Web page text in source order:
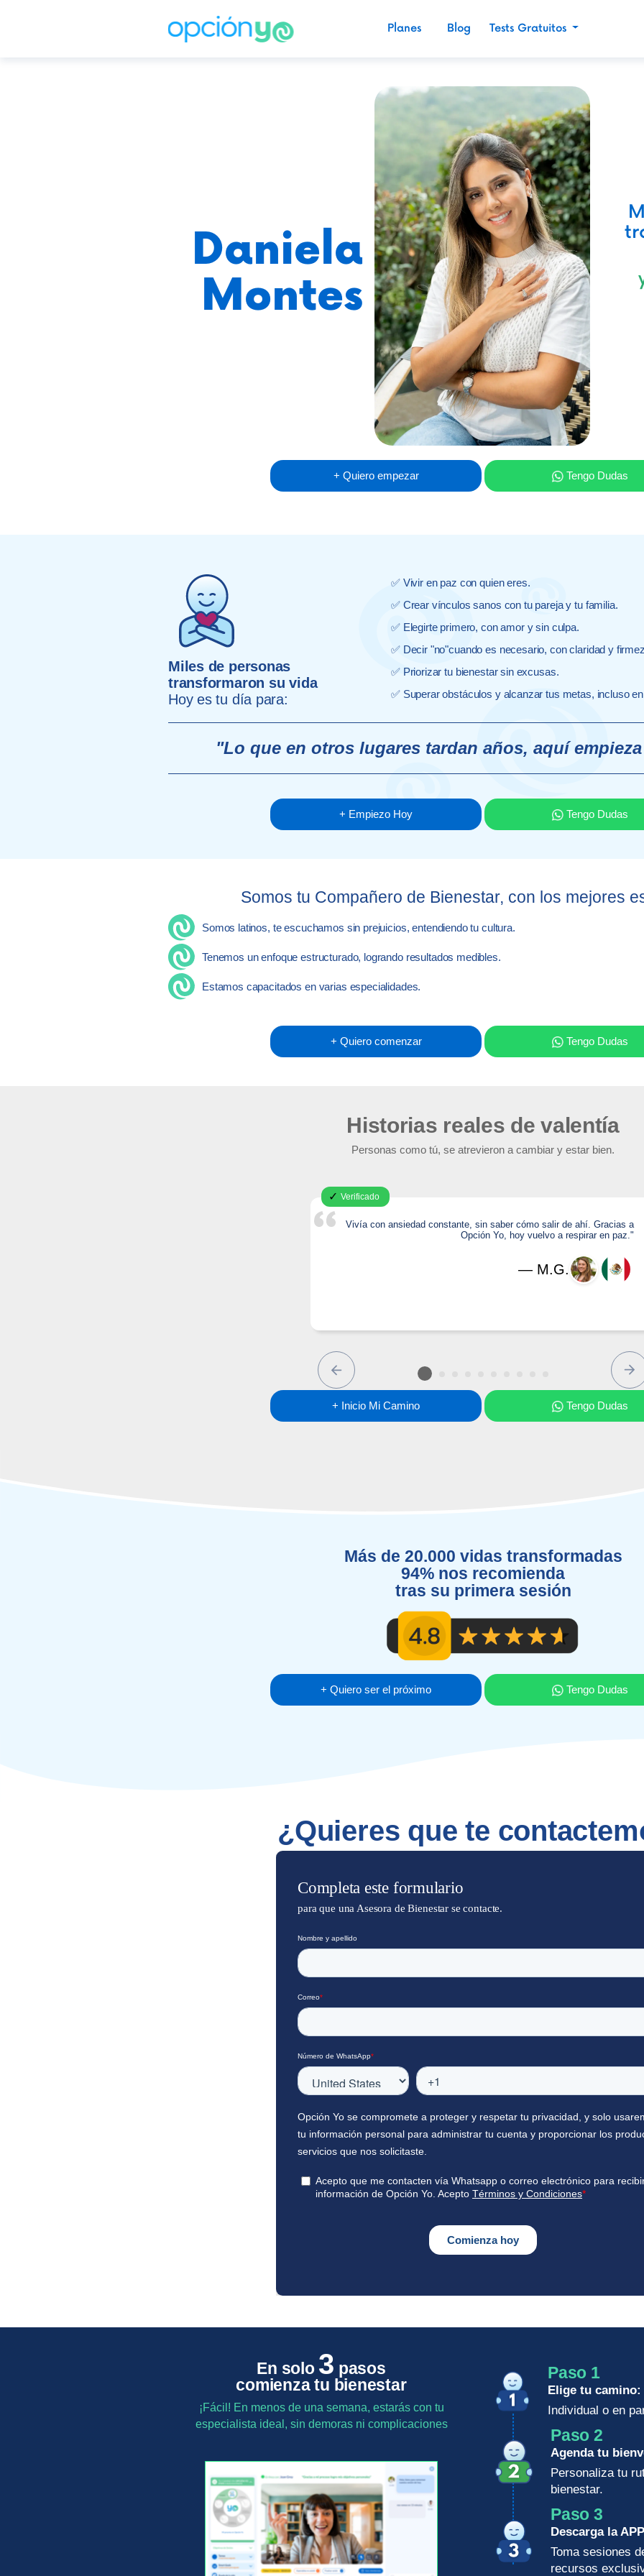
Planes Blog Tests Gratuitos
Daniela
Montes
+ Quiero empezar Tengo Dudas
Miles de personas
transformaron su vida
Hoy es tu día para:
✅ Vivir en paz con quien eres.
✅ Crear vínculos sanos con tu pareja y tu familia.
✅ Elegirte primero, con amor y sin culpa.
✅ Decir "no"cuando es necesario, con claridad y
✅ Priorizar tu bienestar sin excusas.
✅ Superar obstáculos y alcanzar tus metas, incluso
"Lo que en otros lugares tardan años, aquí
+ Empiezo Hoy Tengo Dudas
Somos tu Compañero de Bienestar, con los mejores
Somos latinos, te escuchamos sin prejuicios, entendiendo tu cultura.
Tenemos un enfoque estructurado, logrando resultados medibles.
Estamos capacitados en varias especialidades.
+ Quiero comenzar Tengo Dudas
Historias reales de valentía
Personas como tú, se atrevieron a cambiar y estar bien.
✓ Verificado
Aprendí que poner límites no me hace egoísta, sino valiente. Ahora me
priorizo sin culpa."
— L.R.
Previous
+ Inicio Mi Camino Tengo Dudas
Más de 20.000 vidas transformadas
94% nos recomienda
tras su primera sesión
+ Quiero ser el próximo Tengo Dudas
¿Quieres que te
Completa este formulario
para que una Asesora de Bienestar se contacte.
En solo 3 pasos
comienza tu bienestar
¡Fácil! En menos de una semana, estarás con tu
especialista ideal, sin demoras ni complicaciones
Paso 1
Elige tu camino:
Individual o en
Paso 2
Agenda tu
Personaliza tu
bienestar.
Paso 3
Descarga la
Toma sesiones
recursos